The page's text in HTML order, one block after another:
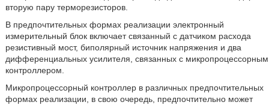
вторую пару терморезисторов.
В предпочтительных формах реализации электронный
измерительный блок включает связанный с датчиком расхода
резистивный мост, биполярный источник напряжения и два
дифференциальных усилителя, связанных с микропроцессорным
контроллером.
Микропроцессорный контроллер в различных предпочтительных
формах реализации, в свою очередь, предпочтительно может